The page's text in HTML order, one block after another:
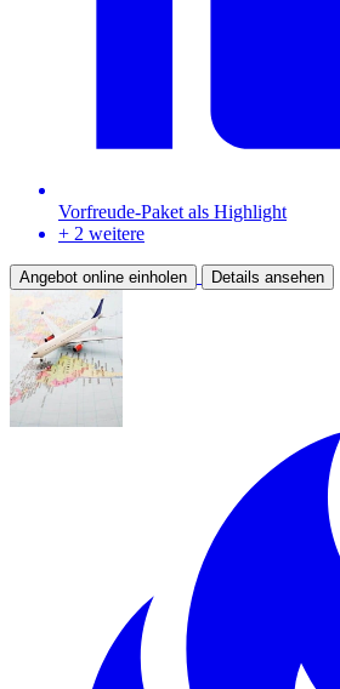
Vorfreude-Paket als Highlight
+ 2 weitere
Angebot online einholen Details ansehen